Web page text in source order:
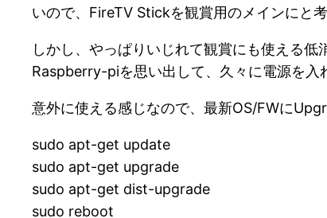
いので、FireTV Stickを観賞用のメインにと考
しかし、やっぱりいじれて観賞にも使える
Raspberry-piを思い出して、久々に電源を入
意外に使える感じなので、最新OS/FWに
sudo apt-get update
sudo apt-get upgrade
sudo apt-get dist-upgrade
sudo reboot